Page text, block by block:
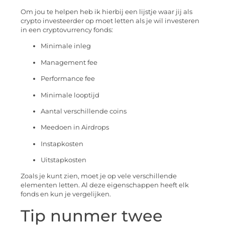
Om jou te helpen heb ik hierbij een lijstje waar jij als
crypto investeerder op moet letten als je wil investeren
in een cryptovurrency fonds:
Minimale inleg
Management fee
Performance fee
Minimale looptijd
Aantal verschillende coins
Meedoen in Airdrops
Instapkosten
Uitstapkosten
Zoals je kunt zien, moet je op vele verschillende
elementen letten. Al deze eigenschappen heeft elk
fonds en kun je vergelijken.
Tip nunmer twee